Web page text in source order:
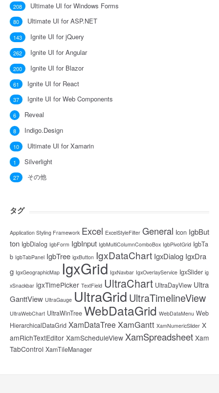
Ultimate UI for Windows Forms
208
Ultimate UI for ASP.NET
80
Ignite UI for jQuery
143
Ignite UI for Angular
262
Ignite UI for Blazor
200
Ignite UI for React
61
Ignite UI for Web Components
37
Reveal
6
Indigo.Design
8
Ultimate UI for Xamarin
10
Silverlight
1
その他
27
タグ
Application Styling Framework Excel ExcelStyleFilter General Icon IgbBut
ton IgbDialog IgbForm IgbInput IgbMultiColumnComboBox IgbPivotGrid IgbTa
b IgbTabPanel IgbTree igxButton IgxDataChart IgxDialog IgxDra
g IgxGeographicMap IgxGrid IgxNavbar IgxOverlayService IgxSlider ig
xSnackbar igxTimePicker TextField UltraChart UltraDayView Ultra
GanttView UltraGauge UltraGrid UltraTimelineView
UltraWebChart UltraWinTree WebDataGrid WebDataMenu Web
HierarchicalDataGrid XamDataTree XamGantt XamNumericSlider X
amRichTextEditor XamScheduleView XamSpreadsheet Xam
TabControl XamTileManager